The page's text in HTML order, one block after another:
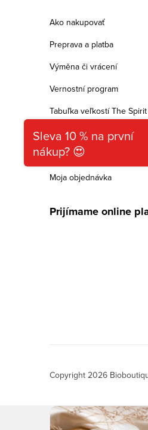
ý
p
i
s
Ako nakupovať
Preprava a platba
Výměna či vrácení
Vernostní program
Tabuľka veľkostí The
Obchodné podmienky
Podmienky ochrany
Moja objednávka
Prijímame online
Copyright 2026
Sleva 10 % na první
nákup? 😍